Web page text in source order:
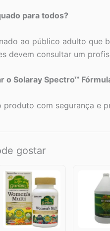
para todos?
ao público adulto que
devem consultar um
o Solaray Spectro™
produto com segurança e
gostar